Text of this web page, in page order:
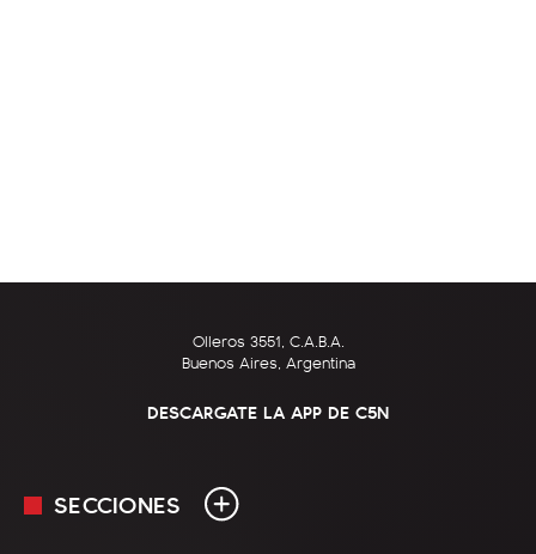
Olleros 3551, C.A.B.A.
Buenos Aires, Argentina
DESCARGATE LA APP DE C5N
SECCIONES